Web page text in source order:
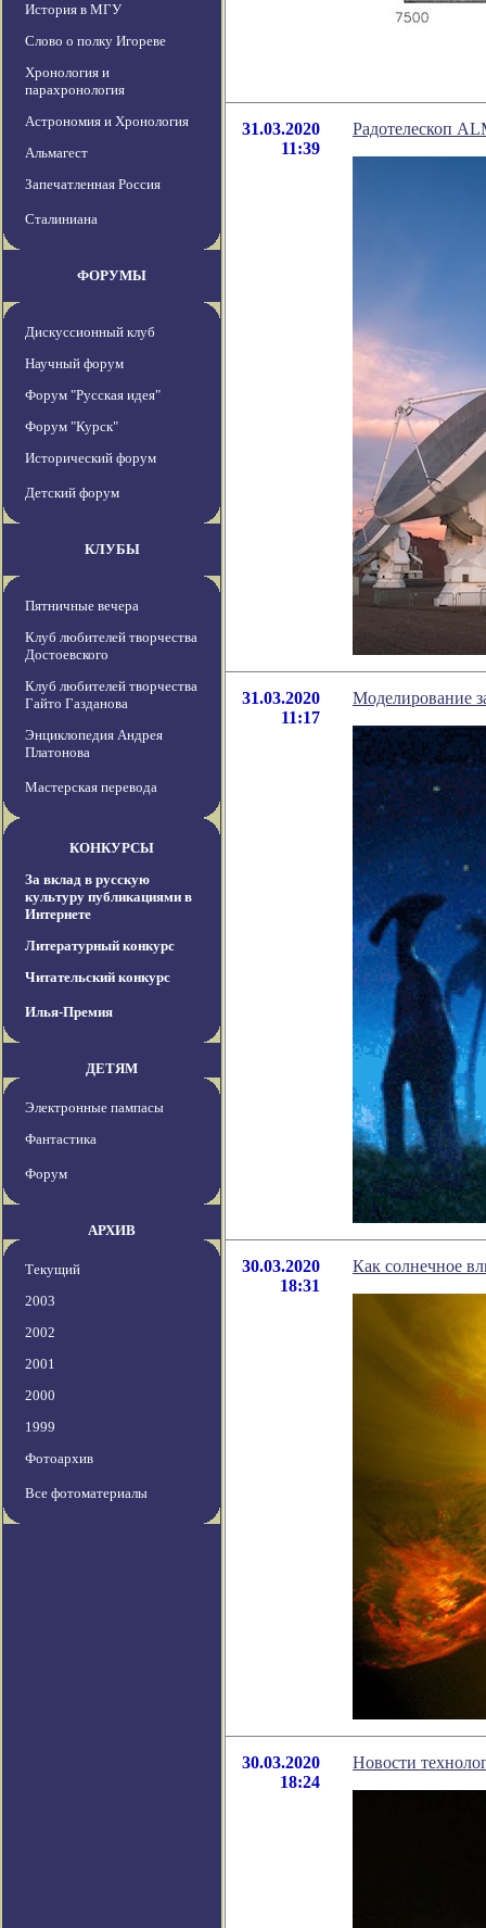
История в МГУ
Слово о полку Игореве
Хронология и
парахронология
Астрономия и Хронология
Альмагест
Запечатленная Россия
Сталиниана
ФОРУМЫ
Дискуссионный клуб
Научный форум
Форум "Русская идея"
Форум "Курск"
Исторический форум
Детский форум
КЛУБЫ
Пятничные вечера
Клуб любителей творчества
Достоевского
Клуб любителей творчества
Гайто Газданова
Энциклопедия Андрея
Платонова
Мастерская перевода
КОНКУРСЫ
За вклад в русскую
культуру публикациями в
Интернете
Литературный конкурс
Читательский конкурс
Илья-Премия
ДЕТЯМ
Электронные пампасы
Фантастика
Форум
АРХИВ
Текущий
2003
2002
2001
2000
1999
Фотоархив
Все фотоматериалы
31.03.2020
11:39
Радотелескоп
31.03.2020
11:17
Моделирование
30.03.2020
18:31
Как солнечное
30.03.2020
18:24
Новости